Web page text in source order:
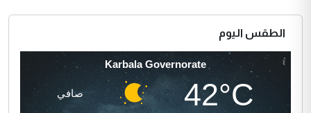
الطقس اليوم
Karbala Governorate
42°C صافي